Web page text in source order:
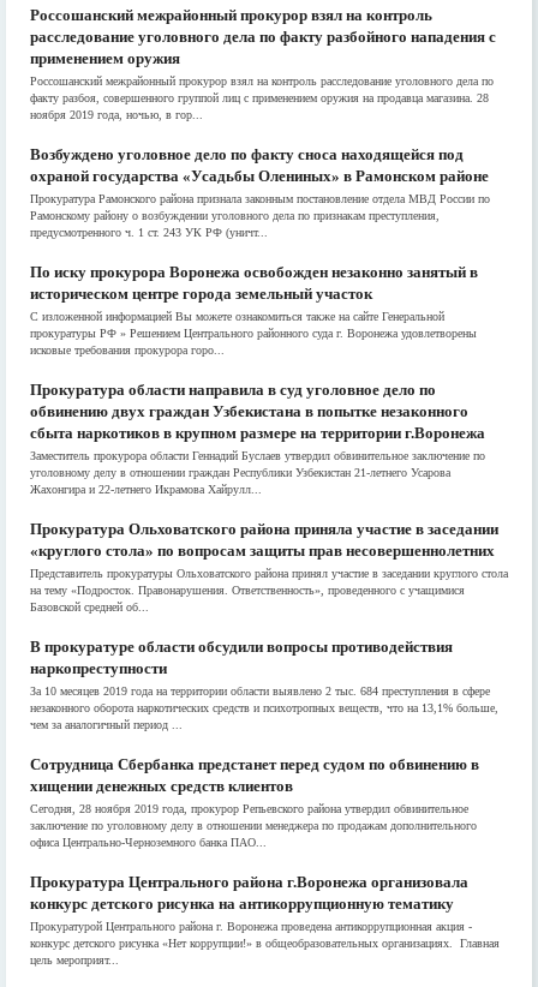
Россошанский межрайонный прокурор взял на контроль
расследование уголовного дела по факту разбойного нападения с
применением оружия
Россошанский межрайонный прокурор взял на контроль расследование уголовного дела по
факту разбоя, совершенного группой лиц с применением оружия на продавца магазина. 28
ноября 2019 года, ночью, в гор...
Возбуждено уголовное дело по факту сноса находящейся под
охраной государства «Усадьбы Олениных» в Рамонском районе
Прокуратура Рамонского района признала законным постановление отдела МВД России по
Рамонскому району о возбуждении уголовного дела по признакам преступления,
предусмотренного ч. 1 ст. 243 УК РФ (уничт...
По иску прокурора Воронежа освобожден незаконно занятый в
историческом центре города земельный участок
С изложенной информацией Вы можете ознакомиться также на сайте Генеральной
прокуратуры РФ » Решением Центрального районного суда г. Воронежа удовлетворены
исковые требования прокурора горо...
Прокуратура области направила в суд уголовное дело по
обвинению двух граждан Узбекистана в попытке незаконного
сбыта наркотиков в крупном размере на территории г.Воронежа
Заместитель прокурора области Геннадий Буслаев утвердил обвинительное заключение по
уголовному делу в отношении граждан Республики Узбекистан 21-летнего Усарова
Жахонгира и 22-летнего Икрамова Хайрулл...
Прокуратура Ольховатского района приняла участие в заседании
«круглого стола» по вопросам защиты прав несовершеннолетних
Представитель прокуратуры Ольховатского района принял участие в заседании круглого стола
на тему «Подросток. Правонарушения. Ответственность», проведенного с учащимися
Базовской средней об...
В прокуратуре области обсудили вопросы противодействия
наркопреступности
За 10 месяцев 2019 года на территории области выявлено 2 тыс. 684 преступления в сфере
незаконного оборота наркотических средств и психотропных веществ, что на 13,1% больше,
чем за аналогичный период ...
Сотрудница Сбербанка предстанет перед судом по обвинению в
хищении денежных средств клиентов
Сегодня, 28 ноября 2019 года, прокурор Репьевского района утвердил обвинительное
заключение по уголовному делу в отношении менеджера по продажам дополнительного
офиса Центрально-Черноземного банка ПАО...
Прокуратура Центрального района г.Воронежа организовала
конкурс детского рисунка на антикоррупционную тематику
Прокуратурой Центрального района г. Воронежа проведена антикоррупционная акция -
конкурс детского рисунка «Нет коррупции!» в общеобразовательных организациях. Главная
цель мероприят...